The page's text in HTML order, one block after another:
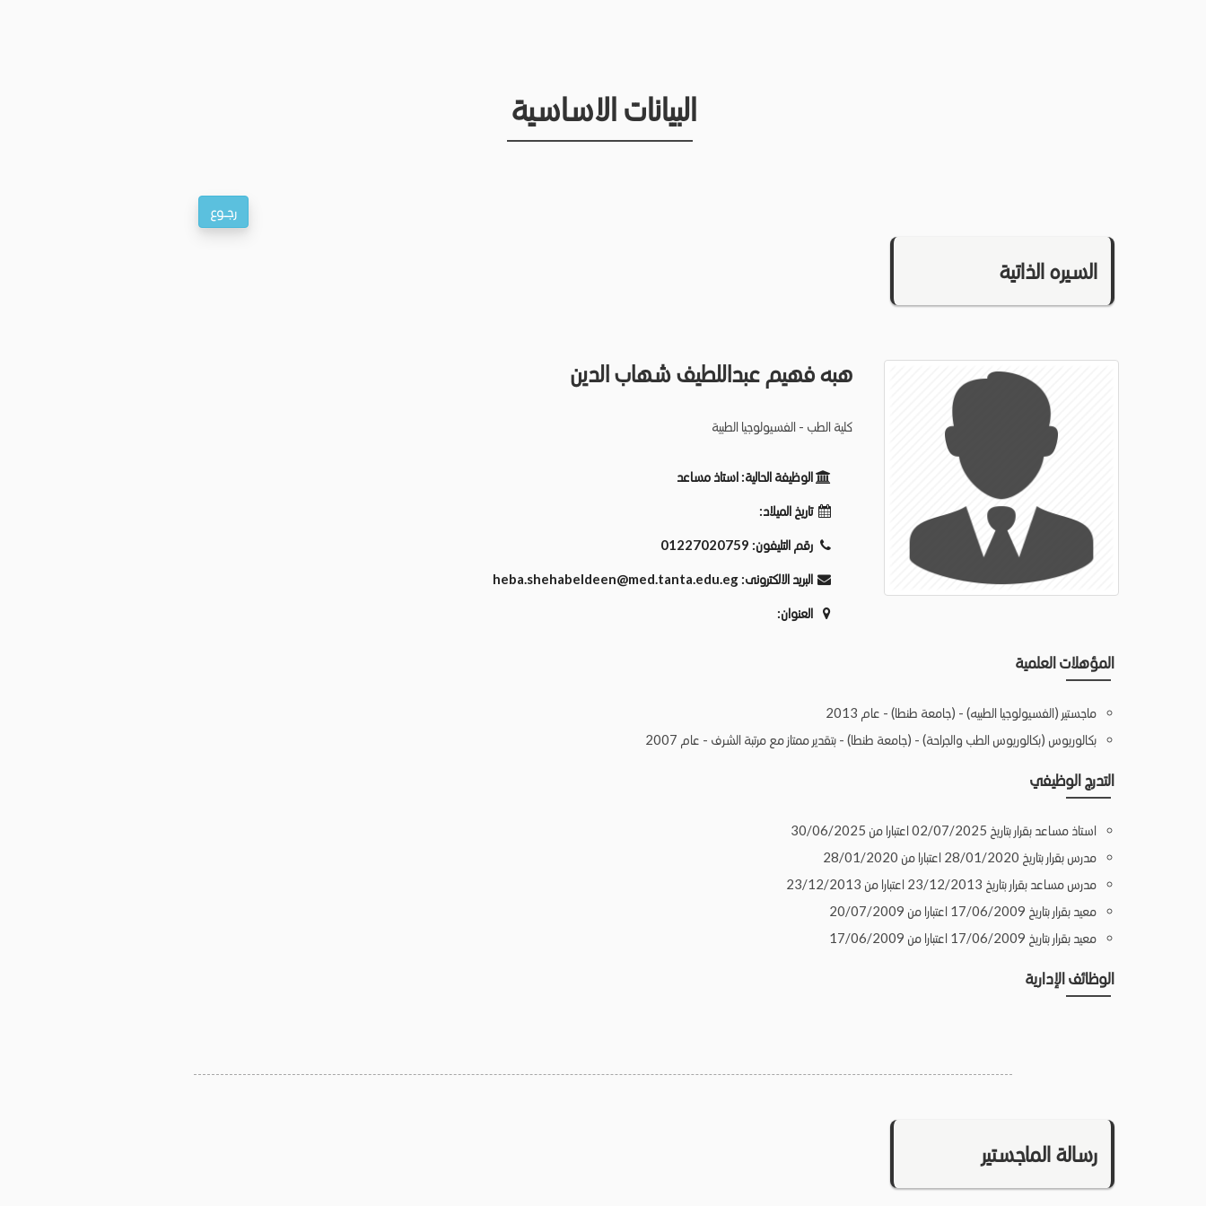
البيانات الاساسية
السيره الذاتية
هبه فهيم عبداللطيف شهاب الدين
كلية الطب - الفسيولوجيا الطبية
الوظيفة الحالية:استاذ مساعد
تاريخ الميلاد:
رقم التليفون: 01227020759
البريد الالكترونى: heba.shehabeldeen@med.tanta.edu.eg
العنوان:
المؤهلات العلمية
ماجستير (الفسيولوجيا الطبيه) - (جامعة طنطا) - عام 2013
بكالوريوس (بكالوريوس الطب والجراحة) - (جامعة طنطا) - بتقدير ممتاز مع مرتبة الشرف - عام 2007
التدرج الوظيفي
استاذ مساعد بقرار بتاريخ 02/07/2025 اعتبارا من 30/06/2025
مدرس بقرار بتاريخ 28/01/2020 اعتبارا من 28/01/2020
مدرس مساعد بقرار بتاريخ 23/12/2013 اعتبارا من 23/12/2013
معيد بقرار بتاريخ 17/06/2009 اعتبارا من 20/07/2009
معيد بقرار بتاريخ 17/06/2009 اعتبارا من 17/06/2009
الوظائف الإدارية
رسالة الماجستير